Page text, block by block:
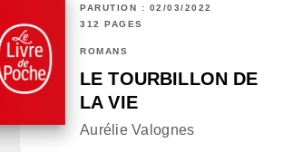
PARUTION : 02/03/2022
312 PAGES
ROMANS
LE TOURBILLON DE
LA VIE
Aurélie Valognes